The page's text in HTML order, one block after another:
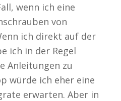
wenn ich eine
von
ich direkt auf der
ich in der Regel
Anleitungen zu
würde ich eher eine
erwarten. Aber in